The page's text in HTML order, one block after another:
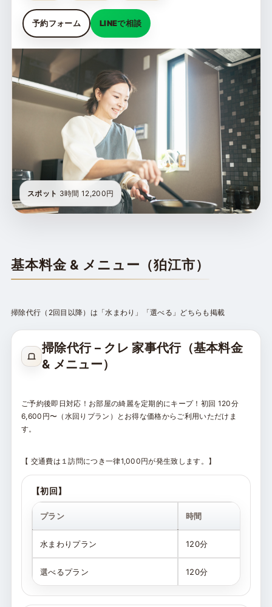
予約フォーム LINEで相談
スポット 3時間 12,200円
基本料金 & メニュー（狛江市）
掃除代行（2回目以降）は「水まわり」「選べる」どちらも掲載
掃除代行 – クレ 家事代行（基本料金
& メニュー）
ご予約後即日対応！お部屋の綺麗を定期的にキープ！初回 120分
6,600円〜（水回りプラン）とお得な価格からご利用いただけま
す。
【 交通費は１訪問につき一律1,000円が発生致します。】
【初回】
プラン 時間
水まわりプラン 120分
選べるプラン 120分